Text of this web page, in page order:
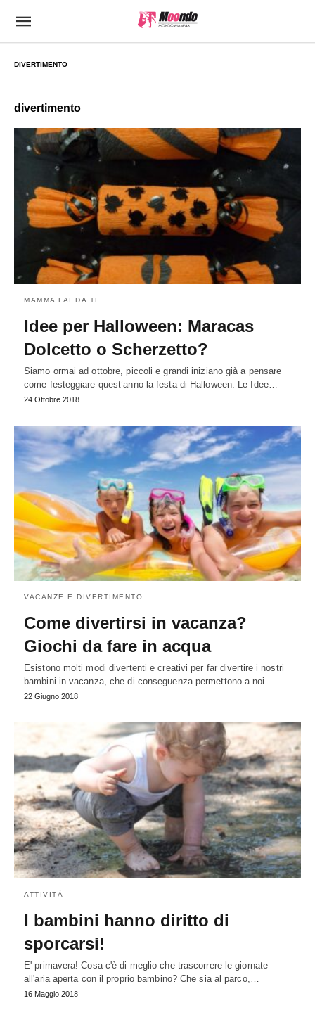
DIVERTIMENTO
divertimento
MAMMA FAI DA TE
Idee per Halloween: Maracas
Dolcetto o Scherzetto?
Siamo ormai ad ottobre, piccoli e grandi iniziano già a pensare
come festeggiare quest’anno la festa di Halloween. Le Idee…
24 Ottobre 2018
VACANZE E DIVERTIMENTO
Come divertirsi in vacanza?
Giochi da fare in acqua
Esistono molti modi divertenti e creativi per far divertire i nostri
bambini in vacanza, che di conseguenza permettono a noi…
22 Giugno 2018
ATTIVITÀ
I bambini hanno diritto di
sporcarsi!
E' primavera! Cosa c'è di meglio che trascorrere le giornate
all'aria aperta con il proprio bambino? Che sia al parco,…
16 Maggio 2018